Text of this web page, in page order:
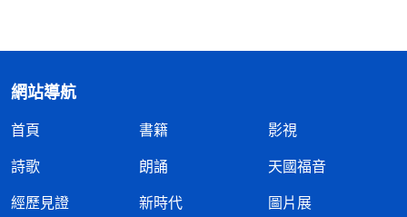
網站導航
首頁 書籍
影視
詩歌
朗誦
天國福音
經歷見證
新時代
圖片展